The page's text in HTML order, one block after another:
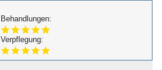
Behandlungen:
Verpflegung: